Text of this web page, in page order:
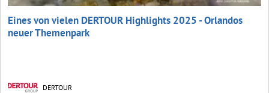
Eines von vielen DERTOUR Highlights 2025 - Orlandos
neuer Themenpark
DERTOUR